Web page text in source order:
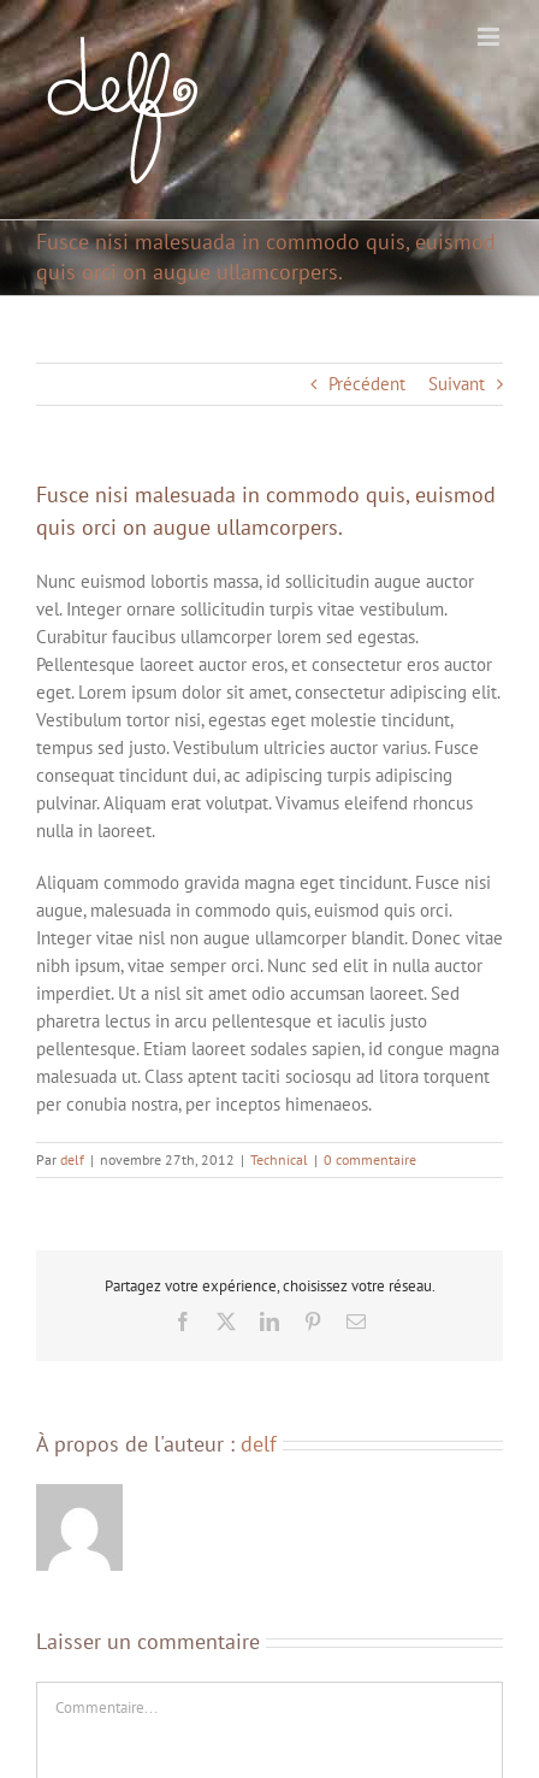
Passer
au
contenu
Fusce nisi malesuada in commodo quis, euismod
quis orci on augue ullamcorpers.
Précédent Suivant
Fusce nisi malesuada in commodo quis, euismod
quis orci on augue ullamcorpers.
Nunc euismod lobortis massa, id sollicitudin augue auctor
vel. Integer ornare sollicitudin turpis vitae vestibulum.
Curabitur faucibus ullamcorper lorem sed egestas.
Pellentesque laoreet auctor eros, et consectetur eros auctor
eget. Lorem ipsum dolor sit amet, consectetur adipiscing elit.
Vestibulum tortor nisi, egestas eget molestie tincidunt,
tempus sed justo. Vestibulum ultricies auctor varius. Fusce
consequat tincidunt dui, ac adipiscing turpis adipiscing
pulvinar. Aliquam erat volutpat. Vivamus eleifend rhoncus
nulla in laoreet.
Aliquam commodo gravida magna eget tincidunt. Fusce nisi
augue, malesuada in commodo quis, euismod quis orci.
Integer vitae nisl non augue ullamcorper blandit. Donec vitae
nibh ipsum, vitae semper orci. Nunc sed elit in nulla auctor
imperdiet. Ut a nisl sit amet odio accumsan laoreet. Sed
pharetra lectus in arcu pellentesque et iaculis justo
pellentesque. Etiam laoreet sodales sapien, id congue magna
malesuada ut. Class aptent taciti sociosqu ad litora torquent
per conubia nostra, per inceptos himenaeos.
Par delf | novembre 27th, 2012 | Technical | 0 commentaire
Partagez votre expérience, choisissez votre réseau.
Facebook LinkedInPinterestEmail
À propos de l'auteur : delf
Laisser un commentaire